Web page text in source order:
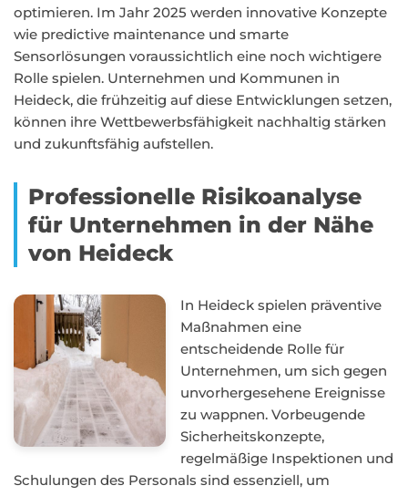
optimieren. Im Jahr 2025 werden innovative Konzepte
wie predictive maintenance und smarte
Sensorlösungen voraussichtlich eine noch wichtigere
Rolle spielen. Unternehmen und Kommunen in
Heideck, die frühzeitig auf diese Entwicklungen setzen,
können ihre Wettbewerbsfähigkeit nachhaltig stärken
und zukunftsfähig aufstellen.
Professionelle Risikoanalyse
für Unternehmen in der Nähe
von Heideck
In Heideck spielen präventive
Maßnahmen eine
entscheidende Rolle für
Unternehmen, um sich gegen
unvorhergesehene Ereignisse
zu wappnen. Vorbeugende
Sicherheitskonzepte,
regelmäßige Inspektionen und
Schulungen des Personals sind essenziell, um